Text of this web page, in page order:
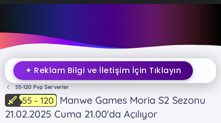
✦ Reklam Bilgi ve İletişim İçin Tıklayın
55-120 Pvp Serverler
55 - 120
Manwe Games Moria S2 Sezonu
21.02.2025 Cuma 21.00'da Açılıyor